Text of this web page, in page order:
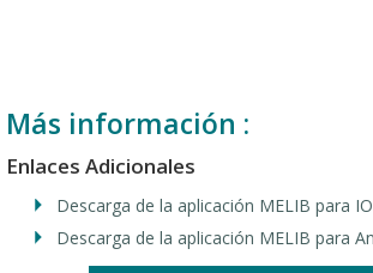
Más información :
Enlaces Adicionales
Descarga de la aplicación MELIB para
Descarga de la aplicación MELIB para